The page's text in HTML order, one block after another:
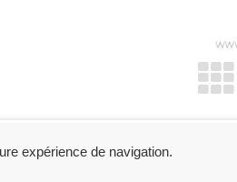
DN Consultants
expérience de navigation.